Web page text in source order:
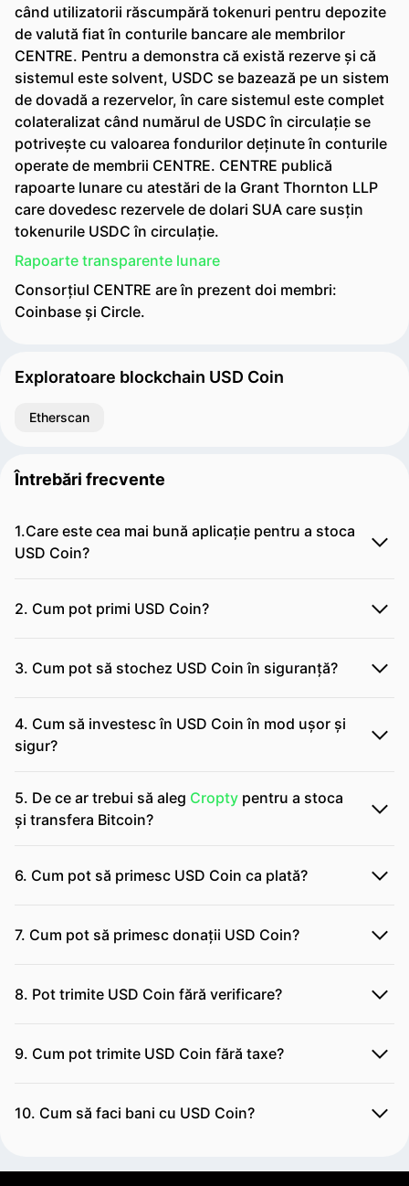
când utilizatorii răscumpără tokenuri pentru depozite
de valută fiat în conturile bancare ale membrilor
CENTRE. Pentru a demonstra că există rezerve și că
sistemul este solvent, USDC se bazează pe un sistem
de dovadă a rezervelor, în care sistemul este complet
colateralizat când numărul de USDC în circulație se
potrivește cu valoarea fondurilor deținute în conturile
operate de membrii CENTRE. CENTRE publică
rapoarte lunare cu atestări de la Grant Thornton LLP
care dovedesc rezervele de dolari SUA care susțin
tokenurile USDC în circulație.
Rapoarte transparente lunare
Consorțiul CENTRE are în prezent doi membri:
Coinbase și Circle.
Exploratoare blockchain USD Coin
Etherscan
Întrebări frecvente
1.Care este cea mai bună aplicație pentru a stoca
USD Coin?
2. Cum pot primi USD Coin?
3. Cum pot să stochez USD Coin în siguranță?
4. Cum să investesc în USD Coin în mod ușor și
sigur?
5. De ce ar trebui să aleg Cropty pentru a stoca
și transfera Bitcoin?
6. Cum pot să primesc USD Coin ca plată?
7. Cum pot să primesc donații USD Coin?
8. Pot trimite USD Coin fără verificare?
9. Cum pot trimite USD Coin fără taxe?
10. Cum să faci bani cu USD Coin?